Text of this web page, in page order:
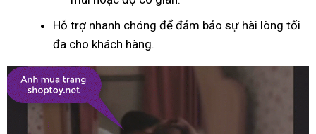
Hỗ trợ nhanh chóng để đảm bảo sự hài lòng tối
đa cho khách hàng.